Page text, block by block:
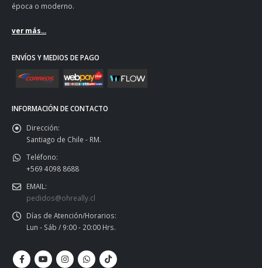
época o moderno.
ver más...
ENVÍOS Y MEDIOS DE PAGO
INFORMACIÓN DE CONTACTO
Dirección:
Santiago de Chile - RM.
Teléfono:
+569 4098 8688
EMAIL:
pedidos@ohreally.cl
Días de Atención/Horarios:
Lun - Sáb / 9:00 - 20:00 Hrs.